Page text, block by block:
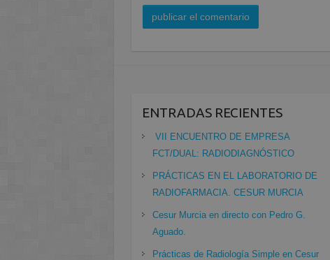
ENTRADAS RECIENTES
VII ENCUENTRO DE EMPRESA
FCT/DUAL: RADIODIAGNÓSTICO
PRÁCTICAS EN EL LABORATORIO DE
RADIOFARMACIA. CESUR MURCIA
Cesur Murcia en directo con Pedro G.
Aguado.
Prácticas de Radiología Simple en Cesur